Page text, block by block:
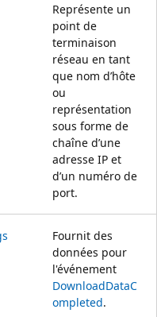
Représente un
point de
terminaison
réseau en tant
que nom d’hôte
ou
représentation
sous forme de
chaîne d’une
adresse IP et
d’un numéro de
port.
Fournit des
données pour
l'événement
DownloadDataC
ompleted.